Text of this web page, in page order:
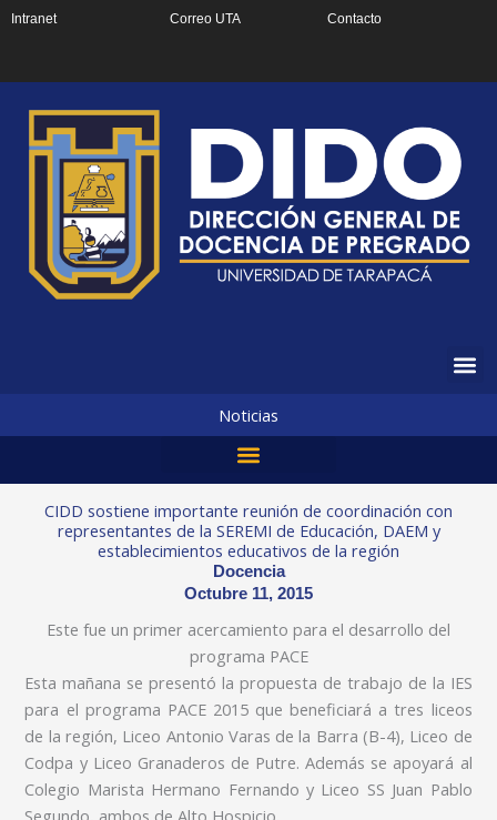
Intranet Correo UTA Contacto
Noticias
CIDD sostiene importante reunión de coordinación con
representantes de la SEREMI de Educación, DAEM y
establecimientos educativos de la región
Docencia
Octubre 11, 2015
Este fue un primer acercamiento para el desarrollo del
programa PACE
Esta mañana se presentó la propuesta de trabajo de la IES
para el programa PACE 2015 que beneficiará a tres liceos
de la región, Liceo Antonio Varas de la Barra (B-4), Liceo de
Codpa y Liceo Granaderos de Putre. Además se apoyará al
Colegio Marista Hermano Fernando y Liceo SS Juan Pablo